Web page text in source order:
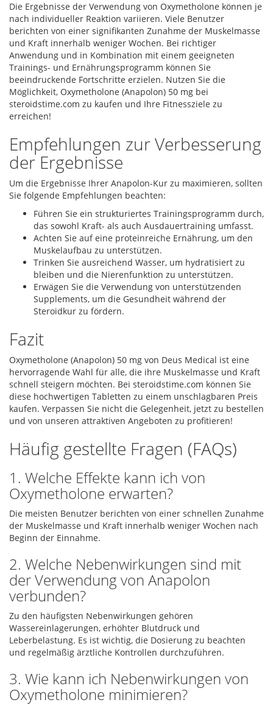
Die Ergebnisse der Verwendung von Oxymetholone können je
nach individueller Reaktion variieren. Viele Benutzer
berichten von einer signifikanten Zunahme der Muskelmasse
und Kraft innerhalb weniger Wochen. Bei richtiger
Anwendung und in Kombination mit einem geeigneten
Trainings- und Ernährungsprogramm können Sie
beeindruckende Fortschritte erzielen. Nutzen Sie die
Möglichkeit, Oxymetholone (Anapolon) 50 mg bei
steroidstime.com zu kaufen und Ihre Fitnessziele zu
erreichen!
Empfehlungen zur Verbesserung
der Ergebnisse
Um die Ergebnisse Ihrer Anapolon-Kur zu maximieren, sollten
Sie folgende Empfehlungen beachten:
Führen Sie ein strukturiertes Trainingsprogramm durch,
das sowohl Kraft- als auch Ausdauertraining umfasst.
Achten Sie auf eine proteinreiche Ernährung, um den
Muskelaufbau zu unterstützen.
Trinken Sie ausreichend Wasser, um hydratisiert zu
bleiben und die Nierenfunktion zu unterstützen.
Erwägen Sie die Verwendung von unterstützenden
Supplements, um die Gesundheit während der
Steroidkur zu fördern.
Fazit
Oxymetholone (Anapolon) 50 mg von Deus Medical ist eine
hervorragende Wahl für alle, die ihre Muskelmasse und Kraft
schnell steigern möchten. Bei steroidstime.com können Sie
diese hochwertigen Tabletten zu einem unschlagbaren Preis
kaufen. Verpassen Sie nicht die Gelegenheit, jetzt zu bestellen
und von unseren attraktiven Angeboten zu profitieren!
Häufig gestellte Fragen (FAQs)
1. Welche Effekte kann ich von
Oxymetholone erwarten?
Die meisten Benutzer berichten von einer schnellen Zunahme
der Muskelmasse und Kraft innerhalb weniger Wochen nach
Beginn der Einnahme.
2. Welche Nebenwirkungen sind mit
der Verwendung von Anapolon
verbunden?
Zu den häufigsten Nebenwirkungen gehören
Wassereinlagerungen, erhöhter Blutdruck und
Leberbelastung. Es ist wichtig, die Dosierung zu beachten
und regelmäßig ärztliche Kontrollen durchzuführen.
3. Wie kann ich Nebenwirkungen von
Oxymetholone minimieren?